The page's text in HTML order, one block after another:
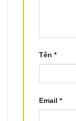
Tên *
Email *